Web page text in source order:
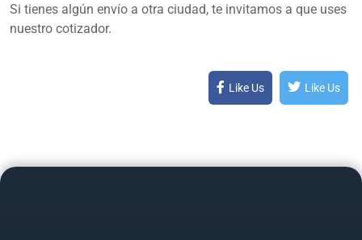
Si tienes algún envío a otra ciudad, te invitamos a que uses
nuestro cotizador.
Like Us Like Us